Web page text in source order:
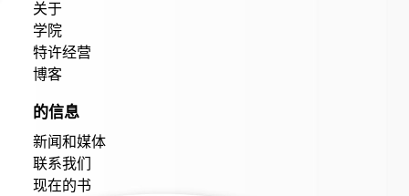
关于
学院
特许经营
博客
的信息
新闻和媒体
联系我们
现在的书